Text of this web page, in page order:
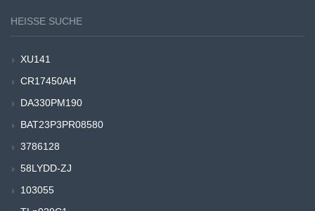
HEISSE SUCHE
XU141
CR17450AH
DA330PM190
BAT23P3PR08580
3786128
58LYDD-ZJ
103055